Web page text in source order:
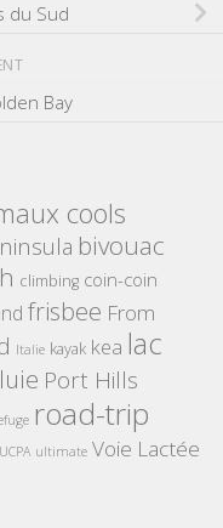
du Sud
Bay
cools
bivouac
climbing coin-coin
frisbee From
Italie kayak kea lac
Port Hills
road-trip
UCPA ultimate Voie Lactée